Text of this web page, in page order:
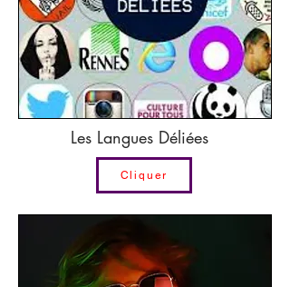
Les Langues Déliées
Cliquer